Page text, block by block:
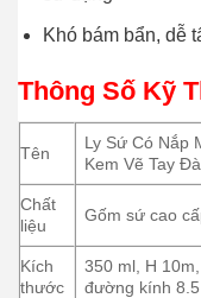
Khó bám bẩn, dễ
Thông Số Kỹ
Tên
Ly Sứ Có Nắp
Kem Vẽ Tay
Chất
liệu
Gốm sứ cao
Kích
thước
350 ml, H 10m,
đường kính